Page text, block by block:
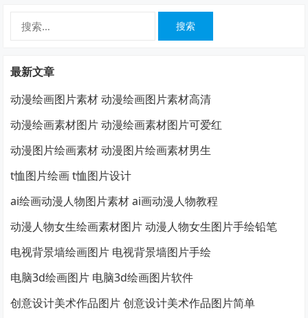
最新文章
动漫绘画图片素材 动漫绘画图片素材高清
动漫绘画素材图片 动漫绘画素材图片可爱红
动漫图片绘画素材 动漫图片绘画素材男生
t恤图片绘画 t恤图片设计
ai绘画动漫人物图片素材 ai画动漫人物教程
动漫人物女生绘画素材图片 动漫人物女生图片手绘铅笔
电视背景墙绘画图片 电视背景墙图片手绘
电脑3d绘画图片 电脑3d绘画图片软件
创意设计美术作品图片 创意设计美术作品图片简单